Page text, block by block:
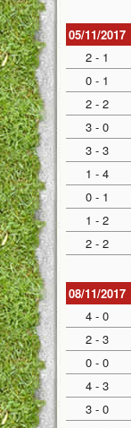
05/11/2017
2 - 1
0 - 1
2 - 2
3 - 0
3 - 3
1 - 4
0 - 1
1 - 2
2 - 2
08/11/2017
4 - 0
2 - 3
0 - 0
4 - 3
3 - 0